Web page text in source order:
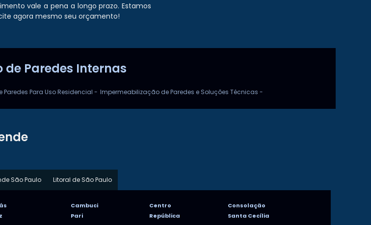
vale a pena a longo prazo. Estamos
agora mesmo seu orçamento!
Paredes Internas
Para Uso Residencial - Impermeabilização de Paredes e Soluções Técnicas -
São Paulo Litoral de São Paulo
Cambuci Centro
Consolação
Pari República
Santa Cecília